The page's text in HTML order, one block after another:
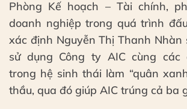
Phòng Kế hoạch – Tài chính,
doanh nghiệp trong quá trình
xác định Nguyễn Thị Thanh Nhàn
sử dụng Công ty AIC cùng các
trong hệ sinh thái làm “quân
thầu, qua đó giúp AIC trúng cả ba